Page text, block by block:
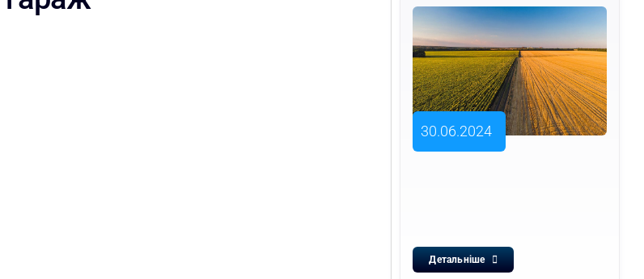
30.06.2024
Детальніше